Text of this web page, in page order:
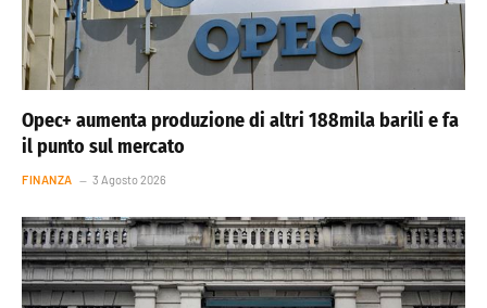
Opec+ aumenta produzione di altri 188mila barili e fa
il punto sul mercato
FINANZA 3 Agosto 2026